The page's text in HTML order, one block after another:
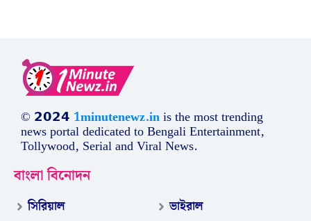
© 𝟮𝟬𝟮𝟰 1minutenewz.inis the most trending
news portal dedicated to Bengali Entertainment,
Tollywood, Serial and Viral News.
বাংলা বিনোদন
সিরিয়াল
ভাইরাল